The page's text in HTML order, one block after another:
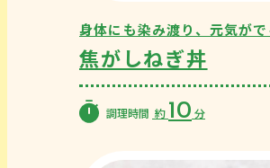
身体にも染み渡り、元気がで
焦がしねぎ丼
調理時間 約 10 分